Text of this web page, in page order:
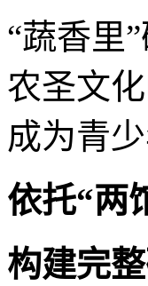
“蔬香里
农圣文
成为青
依托“两
构建完